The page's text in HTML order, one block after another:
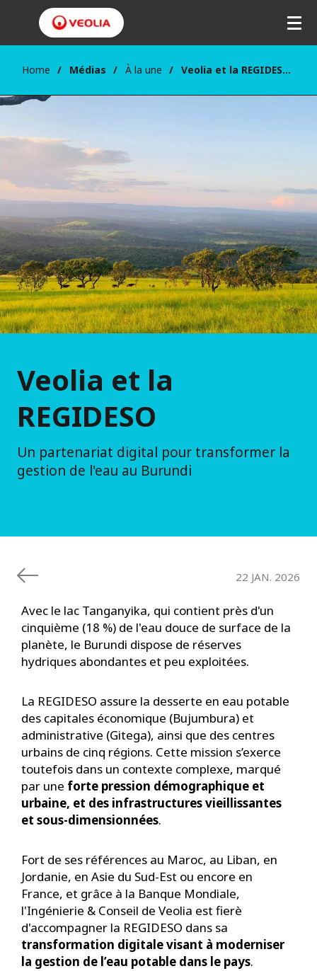
Home Médias À la une Veolia et la REGIDESO : un partenariat digital pour transformer la gestion de l'eau au Burundi
Veolia et la
REGIDESO
Un partenariat digital pour transformer la
gestion de l'eau au Burundi
22 JAN. 2026
Avec le lac Tanganyika, qui contient près d'un
cinquième (18 %) de l'eau douce de surface de la
planète, le Burundi dispose de réserves
hydriques abondantes et peu exploitées.
La REGIDESO assure la desserte en eau potable
des capitales économique (Bujumbura) et
administrative (Gitega), ainsi que des centres
urbains de cinq régions. Cette mission s’exerce
toutefois dans un contexte complexe, marqué
par une forte pression démographique et
urbaine, et des infrastructures vieillissantes
et sous-dimensionnées.
Fort de ses références au Maroc, au Liban, en
Jordanie, en Asie du Sud-Est ou encore en
France, et grâce à la Banque Mondiale,
l'Ingénierie & Conseil de Veolia est fierè
d'accompagner la REGIDESO dans sa
transformation digitale visant à moderniser
la gestion de l’eau potable dans le pays.